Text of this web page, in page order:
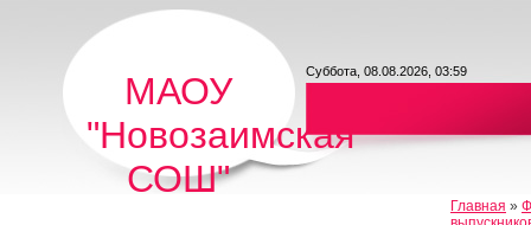
МАОУ
"Новозаимская
СОШ"
Суббота, 08.08.2026, 03:59
Главная »